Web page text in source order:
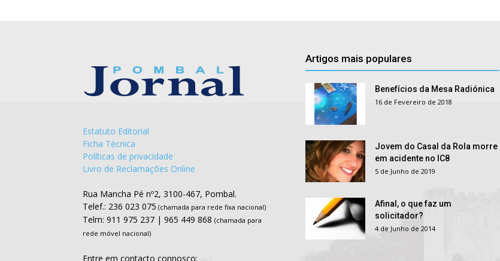
Estatuto Editorial
Ficha Técnica
Políticas de privacidade
Livro de Reclamações Online
Rua Mancha Pé nº2, 3100-467, Pombal.
Telef.: 236 023 075 (chamada para rede fixa nacional)
Telm: 911 975 237 | 965 449 868 (chamada para
rede móvel nacional)
Entre em contacto connosco:
Artigos mais populares
Benefícios da Mesa Radiónica
16 de Fevereiro de 2018
Jovem do Casal da Rola morre
em acidente no IC8
5 de Junho de 2019
Afinal, o que faz um
solicitador?
4 de Junho de 2014